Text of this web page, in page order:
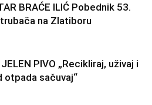
BRAĆE ILIĆ Pobednik 53.
na Zlatiboru
JELEN PIVO „Recikliraj, uživaj i
otpada sačuvaj“